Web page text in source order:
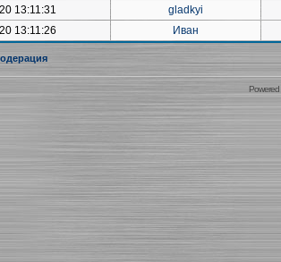
13:11:31
gladkyi
13:11:26
Иван